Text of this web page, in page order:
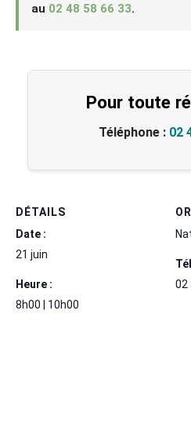
au 02 48 58 66 33.
Pour toute
Téléphone : 02
DÉTAILS
Date :
21 juin
Heure :
8h00 | 10h00
02